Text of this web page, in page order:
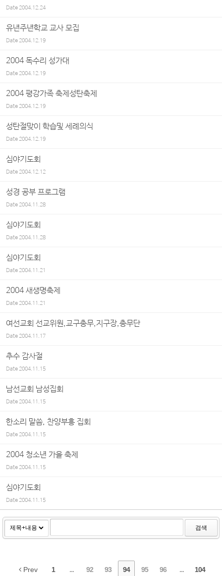
Date2004.12.24
유년주년학교 교사 모집
Date2004.12.19
2004 독수리 성가대
Date2004.12.19
2004 평강가족 축제성탄축제
Date2004.12.19
성탄절맞이 학습및 세례의식
Date2004.12.19
심야기도회
Date2004.12.12
성경 공부 프로그램
Date2004.11.28
심야기도회
Date2004.11.28
심야기도회
Date2004.11.21
2004 새생명축제
Date2004.11.21
여선교회 선교위원,교구총무,지구장,총무단
Date2004.11.17
추수 감사절
Date2004.11.15
남선교회 남성집회
Date2004.11.15
한소리 말씀, 찬양부흥 집회
Date2004.11.15
2004 청소년 가을 축제
Date2004.11.15
심야기도회
Date2004.11.15
검색
Prev 1 ... 92 93 94 95 96 ... 104